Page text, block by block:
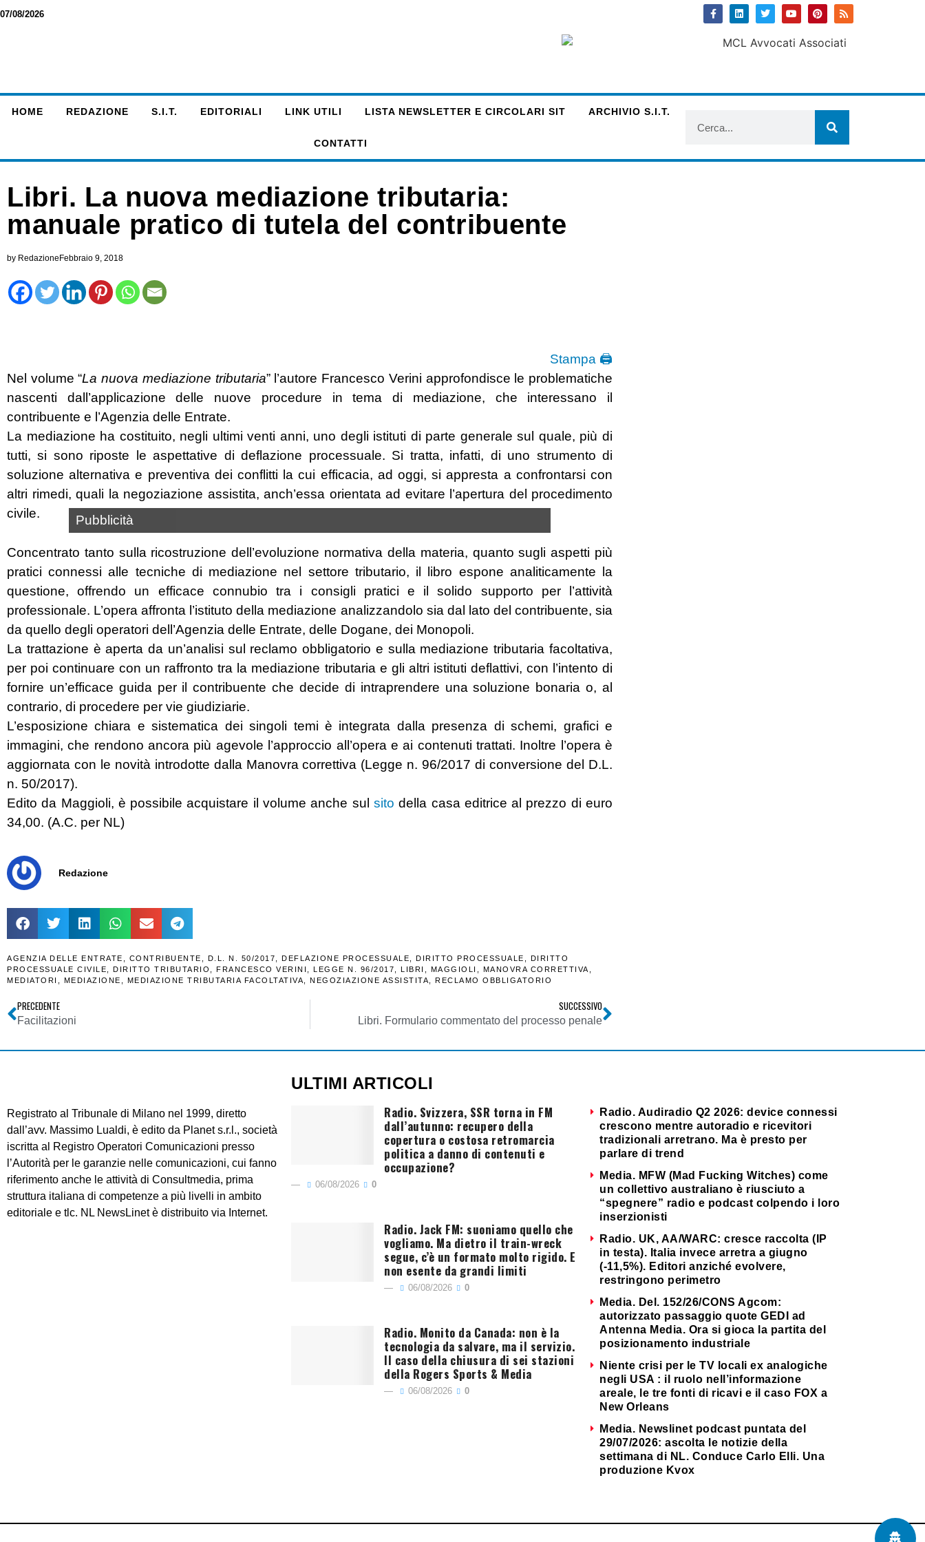
07/08/2026
HOME REDAZIONE S.I.T. EDITORIALI LINK UTILI LISTA NEWSLETTER E CIRCOLARI SIT ARCHIVIO S.I.T.
CONTATTI
Libri. La nuova mediazione tributaria:
manuale pratico di tutela del contribuente
by Redazione Febbraio 9, 2018
Stampa 🖨
Nel volume “La nuova mediazione tributaria” l’autore Francesco Verini approfondisce le problematiche
nascenti dall’applicazione delle nuove procedure in tema di mediazione, che interessano il
contribuente e l’Agenzia delle Entrate.
La mediazione ha costituito, negli ultimi venti anni, uno degli istituti di parte generale sul quale, più di
tutti, si sono riposte le aspettative di deflazione processuale. Si tratta, infatti, di uno strumento di
soluzione alternativa e preventiva dei conflitti la cui efficacia, ad oggi, si appresta a confrontarsi con
altri rimedi, quali la negoziazione assistita, anch’essa orientata ad evitare l’apertura del procedimento
civile.
Pubblicità
Concentrato tanto sulla ricostruzione dell’evoluzione normativa della materia, quanto sugli aspetti più
pratici connessi alle tecniche di mediazione nel settore tributario, il libro espone analiticamente la
questione, offrendo un efficace connubio tra i consigli pratici e il solido supporto per l’attività
professionale. L’opera affronta l’istituto della mediazione analizzandolo sia dal lato del contribuente, sia
da quello degli operatori dell’Agenzia delle Entrate, delle Dogane, dei Monopoli.
La trattazione è aperta da un’analisi sul reclamo obbligatorio e sulla mediazione tributaria facoltativa,
per poi continuare con un raffronto tra la mediazione tributaria e gli altri istituti deflattivi, con l’intento di
fornire un’efficace guida per il contribuente che decide di intraprendere una soluzione bonaria o, al
contrario, di procedere per vie giudiziarie.
L’esposizione chiara e sistematica dei singoli temi è integrata dalla presenza di schemi, grafici e
immagini, che rendono ancora più agevole l’approccio all’opera e ai contenuti trattati. Inoltre l’opera è
aggiornata con le novità introdotte dalla Manovra correttiva (Legge n. 96/2017 di conversione del D.L.
n. 50/2017).
Edito da Maggioli, è possibile acquistare il volume anche sul sito della casa editrice al prezzo di euro
34,00. (A.C. per NL)
Redazione
AGENZIA DELLE ENTRATE CONTRIBUENTE D.L. N. 50/2017 DEFLAZIONE PROCESSUALE DIRITTO PROCESSUALE
DIRITTO
PROCESSUALE CIVILE
DIRITTO TRIBUTARIO FRANCESCO VERINI LEGGE N. 96/2017 LIBRI MAGGIOLI MANOVRA CORRETTIVA
MEDIATORI
MEDIAZIONE MEDIAZIONE TRIBUTARIA FACOLTATIVA NEGOZIAZIONE ASSISTITA RECLAMO OBBLIGATORIO
PRECEDENTE
Facilitazioni
SUCCESSIVO
Libri. Formulario commentato del processo penale
Registrato al Tribunale di Milano nel 1999, diretto
dall’avv. Massimo Lualdi, è edito da Planet s.r.l., società
iscritta al Registro Operatori Comunicazioni presso
l’Autorità per le garanzie nelle comunicazioni, cui fanno
riferimento anche le attività di Consultmedia, prima
struttura italiana di competenze a più livelli in ambito
editoriale e tlc. NL NewsLinet è distribuito via Internet.
ULTIMI ARTICOLI
Radio. Svizzera, SSR torna in FM
dall’autunno: recupero della
copertura o costosa retromarcia
politica a danno di contenuti e
occupazione?
06/08/2026 0
Radio. Jack FM: suoniamo quello che
vogliamo. Ma dietro il train-wreck
segue, c’è un formato molto rigido. E
non esente da grandi limiti
06/08/2026 0
Radio. Monito da Canada: non è la
tecnologia da salvare, ma il servizio.
Il caso della chiusura di sei stazioni
della Rogers Sports & Media
06/08/2026 0
Radio. Audiradio Q2 2026: device connessi
crescono mentre autoradio e ricevitori
tradizionali arretrano. Ma è presto per
parlare di trend
Media. MFW (Mad Fucking Witches) come
un collettivo australiano è riusciuto a
“spegnere” radio e podcast colpendo i loro
inserzionisti
Radio. UK, AA/WARC: cresce raccolta (IP
in testa). Italia invece arretra a giugno
(-11,5%). Editori anziché evolvere,
restringono perimetro
Media. Del. 152/26/CONS Agcom:
autorizzato passaggio quote GEDI ad
Antenna Media. Ora si gioca la partita del
posizionamento industriale
Niente crisi per le TV locali ex analogiche
negli USA : il ruolo nell’informazione
areale, le tre fonti di ricavi e il caso FOX a
New Orleans
Media. Newslinet podcast puntata del
29/07/2026: ascolta le notizie della
settimana di NL. Conduce Carlo Elli. Una
produzione Kvox